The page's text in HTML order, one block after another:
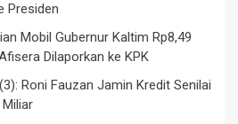
Presiden
Mobil Gubernur Kaltim Rp8,49
Dilaporkan ke KPK
Roni Fauzan Jamin Kredit Senilai
Miliar